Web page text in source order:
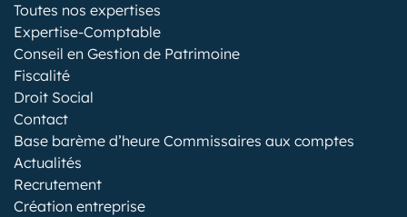
Toutes nos expertises
Expertise-Comptable
Conseil en Gestion de Patrimoine
Fiscalité
Droit Social
Contact
Base barème d’heure Commissaires aux comptes
Actualités
Recrutement
Création entreprise